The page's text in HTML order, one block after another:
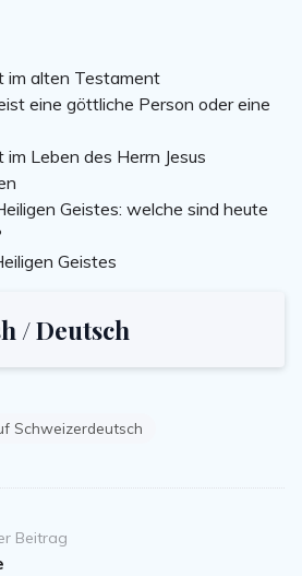
im alten Testament
eine göttliche Person oder eine
im Leben des Herrn Jesus
Geistes: welche sind heute
Geistes
/ Deutsch
Schweizerdeutsch
Beitrag